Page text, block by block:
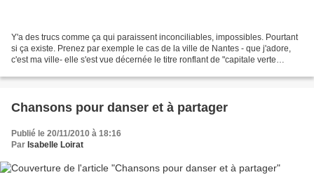
Y'a des trucs comme ça qui paraissent inconciliables, impossibles. Pourtant
si ça existe. Prenez par exemple le cas de la ville de Nantes - que j'adore,
c'est ma ville- elle s'est vue décernée le titre ronflant de "capitale verte
Chansons pour danser et à partager
Publié le 20/11/2010 à 18:16
Par Isabelle Loirat